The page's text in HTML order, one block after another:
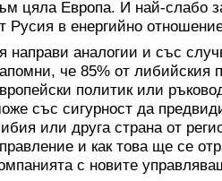
цяла Европа. И най-слабо
Русия в енергийно
направи аналогии и със
че 85% от либийския
политик или
със сигурност да
или друга страна от
и как това ще се
с новите